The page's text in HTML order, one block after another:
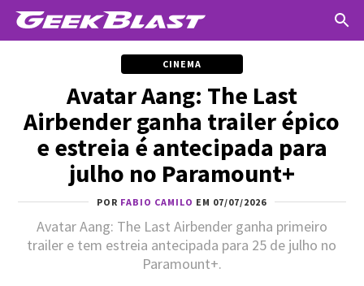
CINEMA
Avatar Aang: The Last
Airbender ganha trailer épico
e estreia é antecipada para
julho no Paramount+
POR FABIO CAMILO EM 07/07/2026
Avatar Aang: The Last Airbender ganha primeiro
trailer e tem estreia antecipada para 25 de julho no
Paramount+.